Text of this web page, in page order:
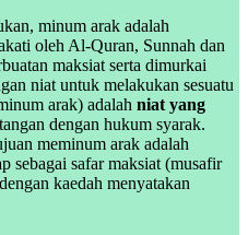
minum arak adalah
oleh Al-Quran, Sunnah dan
maksiat serta dimurkai
niat untuk melakukan sesuatu
arak) adalah niat yang
dengan hukum syarak.
meminum arak adalah
sebagai safar maksiat (musafir
kaedah menyatakan